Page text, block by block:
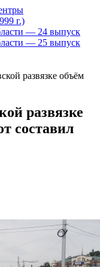
г.)
— 24 выпуск
— 25 выпуск
развязке объём
развязке
составил